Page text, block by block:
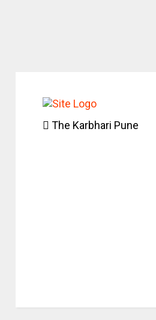
The Karbhari Pune